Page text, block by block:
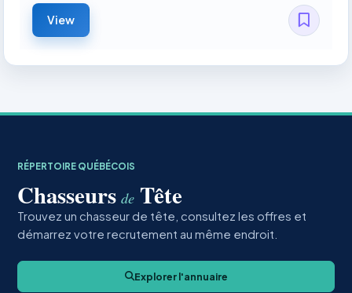
View
RÉPERTOIRE QUÉBÉCOIS
Chasseurs de Tête
Trouvez un chasseur de tête, consultez les offres et
démarrez votre recrutement au même endroit.
Explorer l'annuaire